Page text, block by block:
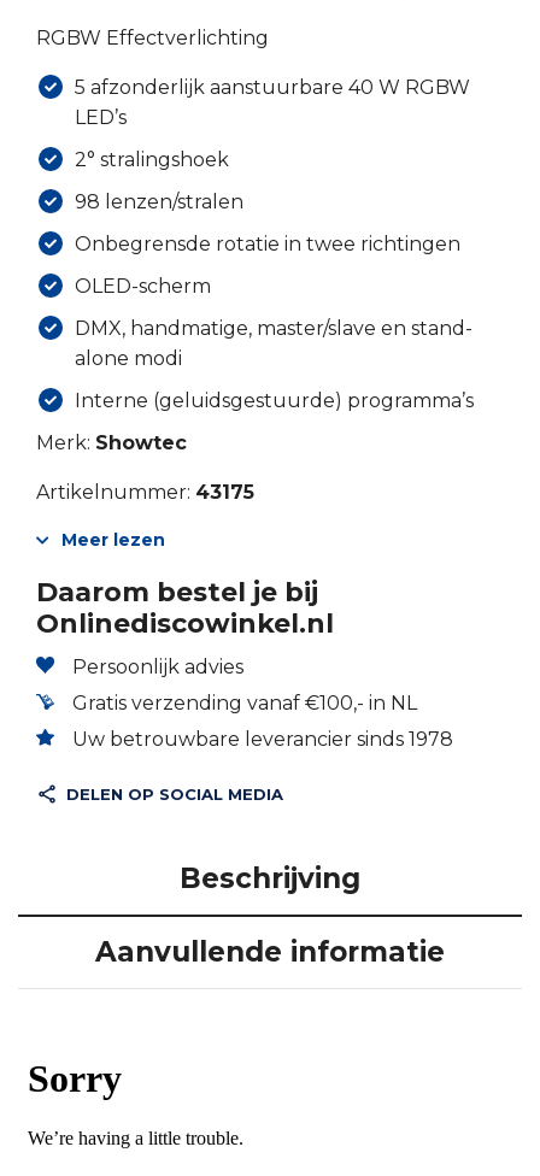
RGBW Effectverlichting
5 afzonderlijk aanstuurbare 40 W RGBW
LED’s
2° stralingshoek
98 lenzen/stralen
Onbegrensde rotatie in twee richtingen
OLED-scherm
DMX, handmatige, master/slave en stand-
alone modi
Interne (geluidsgestuurde) programma’s
Merk: Showtec
Artikelnummer: 43175
Meer lezen
Daarom bestel je bij
Onlinediscowinkel.nl
Persoonlijk advies
Gratis verzending vanaf €100,- in NL
Uw betrouwbare leverancier sinds 1978
DELEN OP SOCIAL MEDIA
Beschrijving
Aanvullende informatie